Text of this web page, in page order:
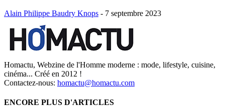
Alain Philippe Baudry Knops - 7 septembre 2023
Homactu, Webzine de l'Homme moderne : mode, lifestyle, cuisine,
cinéma... Créé en 2012 !
Contactez-nous: homactu@homactu.com
ENCORE PLUS D'ARTICLES